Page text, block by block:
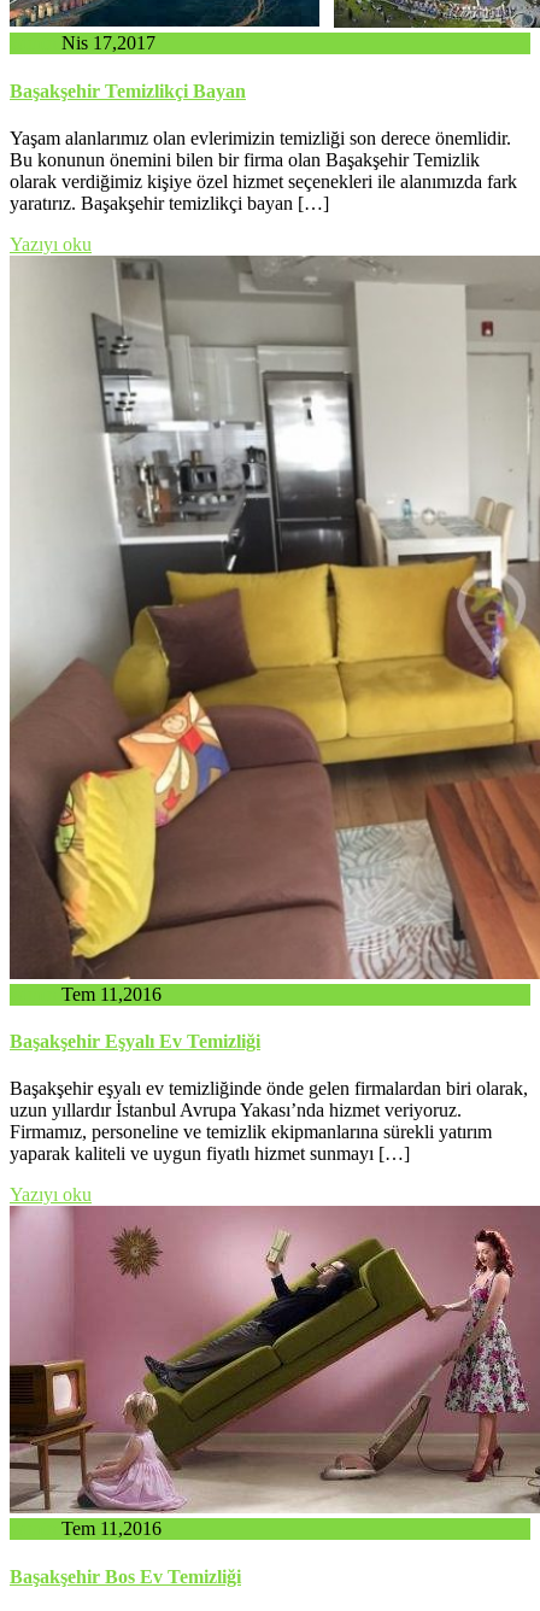
Nis 17,2017
Başakşehir Temizlikçi Bayan
Yaşam alanlarımız olan evlerimizin temizliği son derece önemlidir.
Bu konunun önemini bilen bir firma olan Başakşehir Temizlik
olarak verdiğimiz kişiye özel hizmet seçenekleri ile alanımızda fark
yaratırız. Başakşehir temizlikçi bayan […]
Yazıyı oku
Tem 11,2016
Başakşehir Eşyalı Ev Temizliği
Başakşehir eşyalı ev temizliğinde önde gelen firmalardan biri olarak,
uzun yıllardır İstanbul Avrupa Yakası’nda hizmet veriyoruz.
Firmamız, personeline ve temizlik ekipmanlarına sürekli yatırım
yaparak kaliteli ve uygun fiyatlı hizmet sunmayı […]
Yazıyı oku
Tem 11,2016
Başakşehir Bos Ev Temizliği